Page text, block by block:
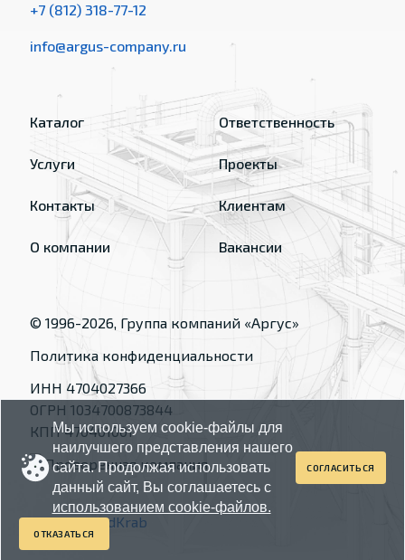
+7 (812) 318-77-12
info@argus-company.ru
Каталог
Услуги
Контакты
О компании
Ответственность
Проекты
Клиентам
Вакансии
© 1996-2026, Группа компаний «Аргус»
Политика конфиденциальности
ИНН 4704027366
ОГРН 1034700873844
КПП 470401001
Made byRedKrab
Мы используем cookie-файлы для
наилучшего представления нашего
сайта. Продолжая использовать
данный сайт, Вы соглашаетесь с
использованием cookie-файлов.
СОГЛАСИТЬСЯ
ОТКАЗАТЬСЯ